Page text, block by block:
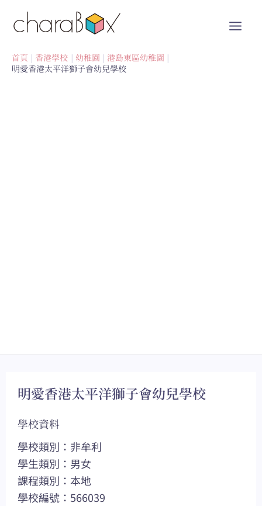
首頁 香港學校 幼稚園
港島東區幼稚園
明愛香港太平洋獅子會幼兒學校
明愛香港太平洋獅子會幼兒學校
學校資料
學校類別：非牟利
學生類別：男女
課程類別：本地
學校編號：566039